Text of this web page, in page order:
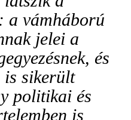
a vámháború
jelei a
és
is sikerült
politikai és
is